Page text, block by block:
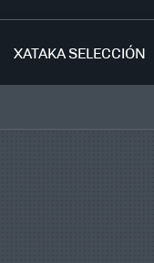
XATAKA SELECCIÓN